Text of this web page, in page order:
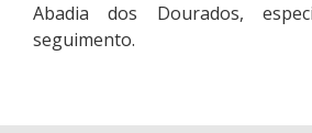
Abadia dos Dourados,
seguimento.